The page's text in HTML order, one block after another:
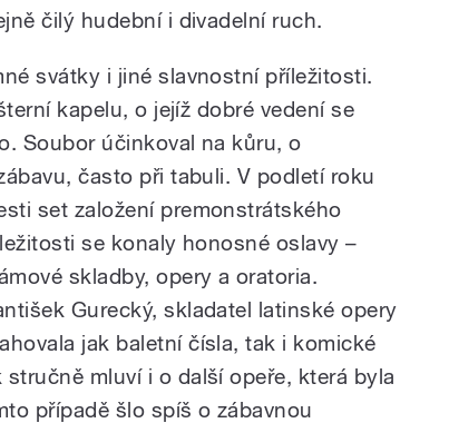
čilý hudební i divadelní ruch.
svátky i jiné slavnostní příležitosti.
kapelu, o jejíž dobré vedení se
Soubor účinkoval na kůru, o
často při tabuli. V podletí roku
set založení premonstrátského
se konaly honosné oslavy –
skladby, opery a oratoria.
Gurecký, skladatel latinské opery
jak baletní čísla, tak i komické
mluví i o další opeře, která byla
případě šlo spíš o zábavnou